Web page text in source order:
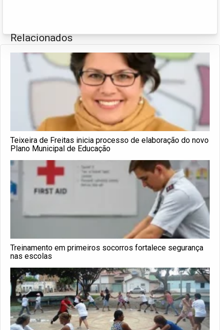
Relacionados
Teixeira de Freitas inicia processo de elaboração do novo
Plano Municipal de Educação
Treinamento em primeiros socorros fortalece segurança
nas escolas